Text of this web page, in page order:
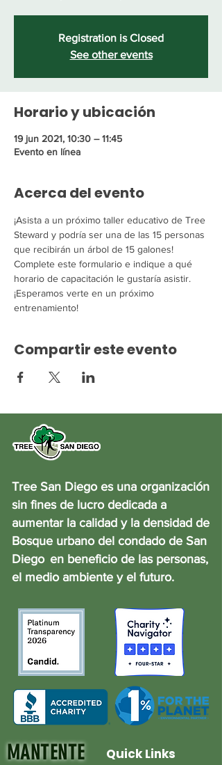
Registration is Closed
See other events
Horario y ubicación
19 jun 2021, 10:30 – 11:45
Evento en línea
Acerca del evento
¡Asista a un próximo taller educativo de Tree
Steward y podría ser una de las 15 personas
que recibirán un árbol de 15 galones!
Complete este formulario e indique a qué
horario de capacitación le gustaría asistir.
¡Esperamos verte en un próximo
entrenamiento!
Compartir este evento
Tree San Diego es una organización
sin fines de lucro dedicada a
aumentar la calidad y la densidad de
Bosque urbano del condado de San
Diego en beneficio de las personas,
el medio ambiente y el futuro.
MANTENTE
Quick Links